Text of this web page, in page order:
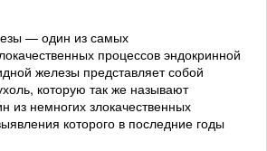
— один из самых
процессов эндокринной
железы представляет собой
которую так же называют
из немногих злокачественных
которого в последние годы